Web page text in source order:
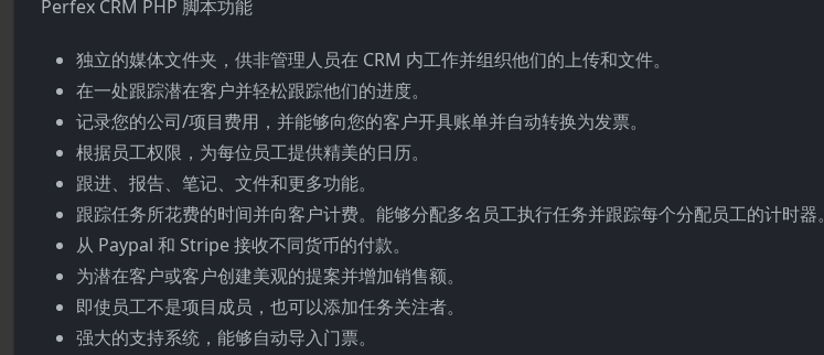
Perfex CRM PHP 脚本功能
独立的媒体文件夹，供非管理人员在 CRM 内工作并组织他们的上传和文件。
在一处跟踪潜在客户并轻松跟踪他们的进度。
记录您的公司/项目费用，并能够向您的客户开具账单并自动转换为发票。
根据员工权限，为每位员工提供精美的日历。
跟进、报告、笔记、文件和更多功能。
跟踪任务所花费的时间并向客户计费。能够分配多名员工执行任务并跟踪每个分配员工的计时器。
从 Paypal 和 Stripe 接收不同货币的付款。
为潜在客户或客户创建美观的提案并增加销售额。
即使员工不是项目成员，也可以添加任务关注者。
强大的支持系统，能够自动导入门票。